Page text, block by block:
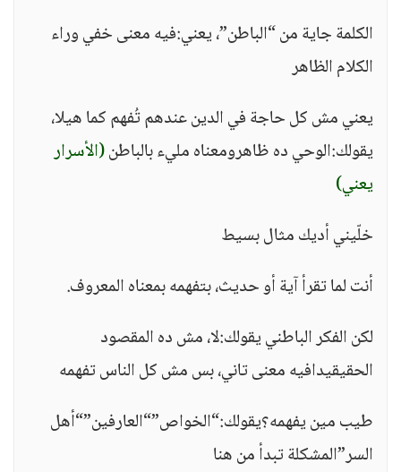
الكلمة جاية من “الباطن”، يعني:فيه معنى خفي وراء
الكلام الظاهر
يعني مش كل حاجة في الدين عندهم تُفهم كما هيلا،
يقولك:الوحي ده ظاهرومعناه مليء بالباطن(الأسرار
يعني)
خلّيني أديك مثال بسيط
أنت لما تقرأ آية أو حديث، بتفهمه بمعناه المعروف.
لكن الفكر الباطني يقولك:لا، مش ده المقصود
الحقيقيدافيه معنى تاني، بس مش كل الناس تفهمه
طيب مين يفهمه؟يقولك:“الخواص”“العارفين”“أهل
السر”المشكلة تبدأ من هنا